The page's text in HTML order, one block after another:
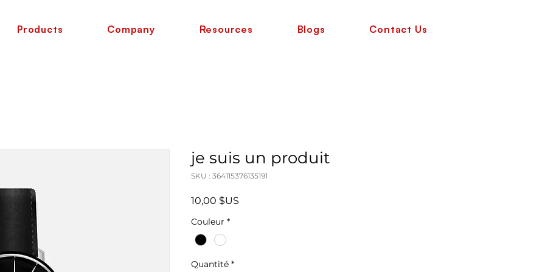
Products Company Resources Blogs Contact Us
je suis un produit
SKU : 364115376135191
10,00 $US
Couleur *
Quantité *